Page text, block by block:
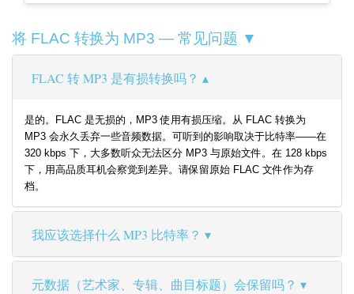
将 FLAC 转换为 MP3 — 常见问题 ▼
FLAC 转 MP3 是有损转换吗？
是的。FLAC 是无损的，MP3 使用有损压缩。从 FLAC 转换为
MP3 会永久丢弃一些音频数据。可听到的影响取决于比特率——在
320 kbps 下，大多数听众无法区分 MP3 与原始文件。在 128 kbps
下，用高品质耳机会察觉到差异。请保留原始 FLAC 文件作为存
档。
我应该选择什么 MP3 比特率？
元数据（艺术家、专辑、曲目标题）会保留吗？